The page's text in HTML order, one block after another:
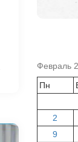
Февраль
Пн
2
9